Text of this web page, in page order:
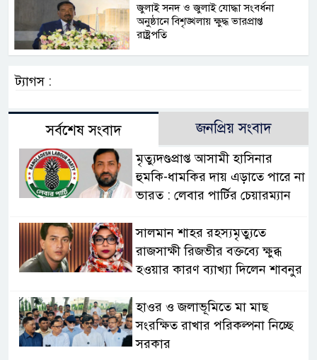
জুলাই সনদ ও জুলাই যোদ্ধা সংবর্ধনা
অনুষ্ঠানে বিশৃঙ্খলায় ক্ষুদ্ধ ভারপ্রাপ্ত
রাষ্ট্রপতি
ট্যাগস :
সর্বশেষ সংবাদ জনপ্রিয় সংবাদ
মৃত্যুদণ্ডপ্রাপ্ত আসামী হাসিনার
হুমকি-ধামকির দায় এড়াতে পারে না
ভারত : লেবার পার্টির চেয়ারম্যান
সালমান শাহর রহস্যমৃত্যুতে
রাজসাক্ষী রিজভীর বক্তব্যে ক্ষুব্ধ
হওয়ার কারণ ব্যাখ্যা দিলেন শাবনুর
হাওর ও জলাভূমিতে মা মাছ
সংরক্ষিত রাখার পরিকল্পনা নিচ্ছে
সরকার